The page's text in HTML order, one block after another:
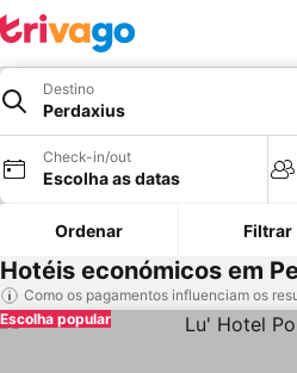
Destino
Perdaxius
Check-in/out
Escolha as datas
Ordenar Filtrar
Hotéis económicos em
Como os pagamentos influenciam os
Escolha popular